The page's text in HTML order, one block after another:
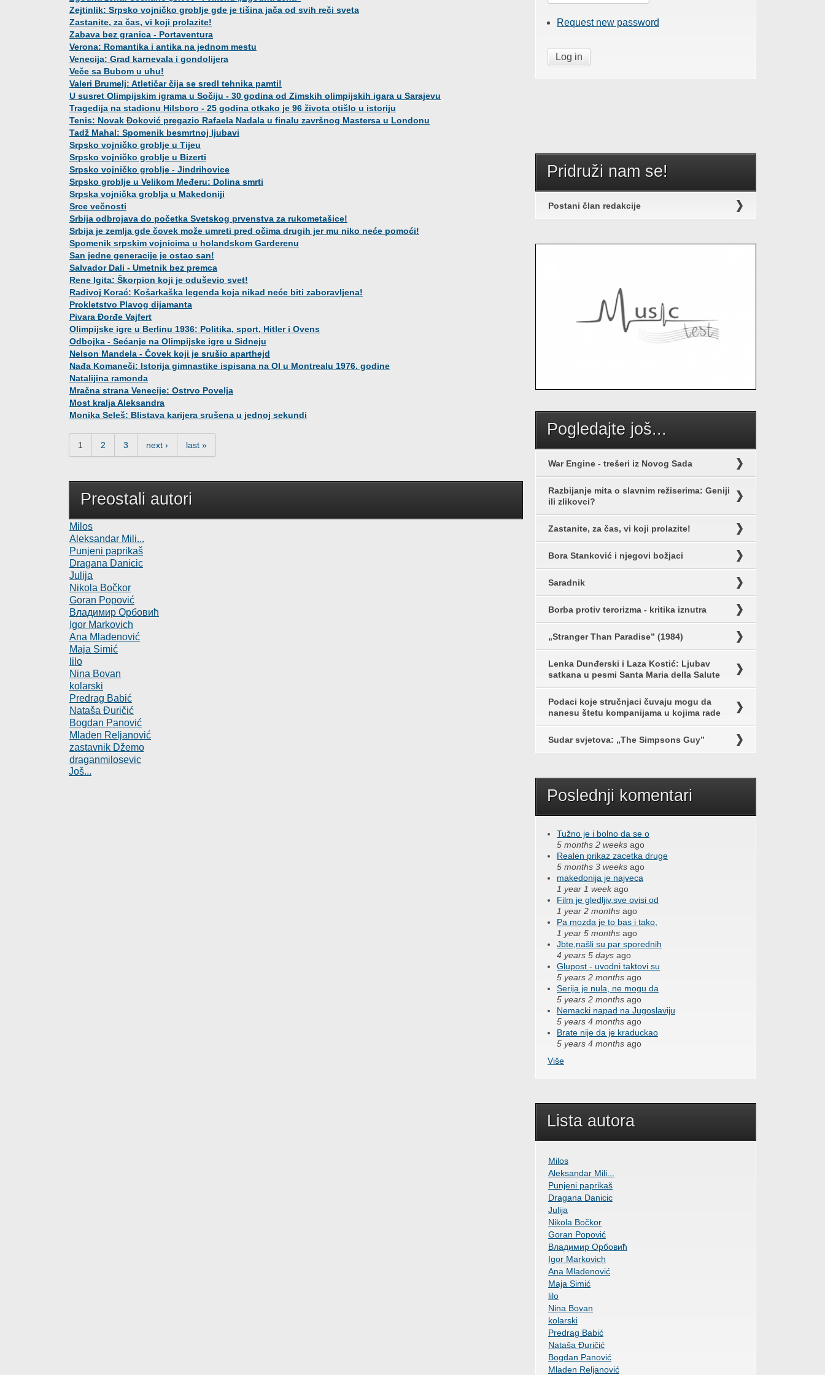
Zejtinlik: Srpsko vojničko groblje gde je tišina jača od svih reči sveta
Zastanite, za čas, vi koji prolazite!
Zabava bez granica - Portaventura
Verona: Romantika i antika na jednom mestu
Venecija: Grad karnevala i gondolijera
Veče sa Bubom u uhu!
Valeri Brumelj: Atletičar čija se sredl tehnika pamti!
U susret Olimpijskim igrama u Sočiju - 30 godina od Zimskih olimpijskih igara u Sarajevu
Tragedija na stadionu Hilsboro - 25 godina otkako je 96 života otišlo u istoriju
Tenis: Novak Đoković pregazio Rafaela Nadala u finalu završnog Mastersa u Londonu
Tadž Mahal: Spomenik besmrtnoj ljubavi
Srpsko vojničko groblje u Tijeu
Srpsko vojničko groblje u Bizerti
Srpsko vojničko groblje - Jindrihovice
Srpsko groblje u Velikom Međeru: Dolina smrti
Srpska vojnička groblja u Makedoniji
Srce večnosti
Srbija odbrojava do početka Svetskog prvenstva za rukometašice!
Srbija je zemlja gde čovek može umreti pred očima drugih jer mu niko neće pomoći!
Spomenik srpskim vojnicima u holandskom Garderenu
San jedne generacije je ostao san!
Salvador Dali - Umetnik bez premca
Rene Igita: Škorpion koji je oduševio svet!
Radivoj Korać: Košarkaška legenda koja nikad neće biti zaboravljena!
Prokletstvo Plavog dijamanta
Pivara Đorđe Vajfert
Olimpijske igre u Berlinu 1936: Politika, sport, Hitler i Ovens
Odbojka - Sećanje na Olimpijske igre u Sidneju
Nelson Mandela - Čovek koji je srušio aparthejd
Nađa Komaneči: Istorija gimnastike ispisana na OI u Montrealu 1976. godine
Natalijina ramonda
Mračna strana Venecije: Ostrvo Povelja
Most kralja Aleksandra
Monika Seleš: Blistava karijera srušena u jednoj sekundi
Pages
1 2 3 next › last »
Preostali autori
Milos
Aleksandar Mili...
Punjeni paprikaš
Dragana Danicic
Julija
Nikola Bočkor
Goran Popović
Владимир Орбовић
Igor Markovich
Ana Mladenović
Maja Simić
lilo
Nina Bovan
kolarski
Predrag Babić
Nataša Đuričić
Bogdan Panović
Mladen Reljanović
zastavnik Džemo
draganmilosevic
Još...
Request new password
Pridruži nam se!
Postani član redakcije
Pogledajte još...
War Engine - trešeri iz Novog Sada
Razbijanje mita o slavnim režiserima: Geniji
ili zlikovci?
Zastanite, za čas, vi koji prolazite!
Bora Stanković i njegovi božjaci
Saradnik
Borba protiv terorizma - kritika iznutra
„Stranger Than Paradise” (1984)
Lenka Dunđerski i Laza Kostić: Ljubav
satkana u pesmi Santa Maria della Salute
Podaci koje stručnjaci čuvaju mogu da
nanesu štetu kompanijama u kojima rade
Sudar svjetova: „The Simpsons Guy”
Poslednji komentari
Tužno je i bolno da se o
5 months 2 weeks ago
Realen prikaz zacetka druge
5 months 3 weeks ago
makedonija je najveca
1 year 1 weekago
Film je gledljiv,sve ovisi od
1 year 2 months ago
Pa mozda je to bas i tako,
1 year 5 months ago
Jbte,našli su par sporednih
4 years 5 days ago
Glupost - uvodni taktovi su
5 years 2 months ago
Serija je nula, ne mogu da
5 years 2 months ago
Nemacki napad na Jugoslaviju
5 years 4 months ago
Brate nije da je kraduckao
5 years 4 months ago
Više
Lista autora
Milos
Aleksandar Mili...
Punjeni paprikaš
Dragana Danicic
Julija
Nikola Bočkor
Goran Popović
Владимир Орбовић
Igor Markovich
Ana Mladenović
Maja Simić
lilo
Nina Bovan
kolarski
Predrag Babić
Nataša Đuričić
Bogdan Panović
Mladen Reljanović